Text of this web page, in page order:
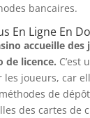
bancaires.
En Ligne En
accueille des
de licence. C’est
les joueurs, car
de
des cartes de